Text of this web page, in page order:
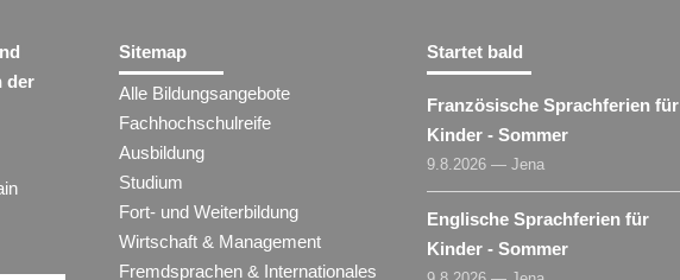
der
Sitemap
Alle Bildungsangebote
Fachhochschulreife
Ausbildung
Studium
Fort- und Weiterbildung
Wirtschaft & Management
Fremdsprachen & Internationales
Startet bald
Französische Sprachferien für
Kinder - Sommer
9.8.2026 — Jena
Englische Sprachferien für
Kinder - Sommer